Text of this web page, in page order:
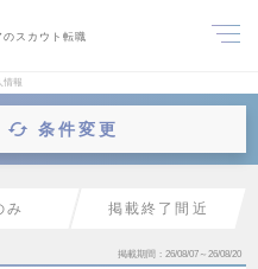
のスカウト転職
情報
条件変更
み 掲載終了間近
掲載期間 26/08/07～26/08/20